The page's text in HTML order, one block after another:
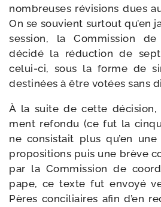
nom­breuses révi­sions dues
On se sou­vient sur­tout qu’en
ses­sion, la Commission
déci­dé la réduc­tion de sept
celui-​ci, sous la forme de
des­ti­nées à être votées sans
À la suite de cette
ment refon­du (ce fut la
ne consis­tait plus qu’en
pro­po­si­tions puis une brève
par la Commission de
pape, ce texte fut envoyé
Pères conci­liaires afin d’en